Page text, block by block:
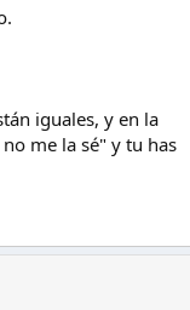
iguales, y en la
me la sé" y tu has